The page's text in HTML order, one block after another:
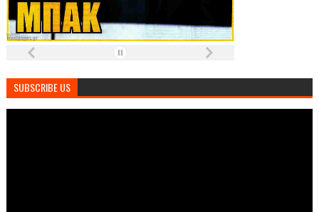
SUBSCRIBE US